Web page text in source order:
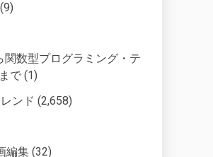
(9)
関数型プログラミング・テ
で (1)
ンド (2,658)
編集 (32)